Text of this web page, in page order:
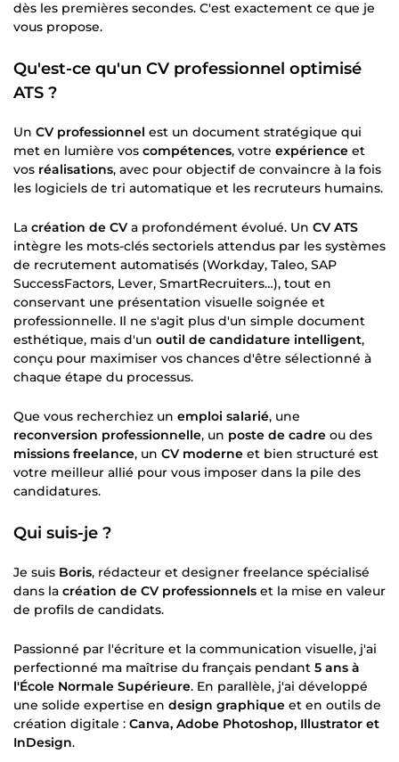
dès les premières secondes. C'est exactement ce que je
vous propose.
Qu'est-ce qu'un CV professionnel optimisé
ATS ?
Un CV professionnel est un document stratégique qui
met en lumière vos compétences, votre expérience et
vos réalisations, avec pour objectif de convaincre à la fois
les logiciels de tri automatique et les recruteurs humains.
La création de CV a profondément évolué. Un CV ATS
intègre les mots-clés sectoriels attendus par les systèmes
de recrutement automatisés (Workday, Taleo, SAP
SuccessFactors, Lever, SmartRecruiters…), tout en
conservant une présentation visuelle soignée et
professionnelle. Il ne s'agit plus d'un simple document
esthétique, mais d'un outil de candidature intelligent,
conçu pour maximiser vos chances d'être sélectionné à
chaque étape du processus.
Que vous recherchiez un emploi salarié, une
reconversion professionnelle, un poste de cadre ou des
missions freelance, un CV moderne et bien structuré est
votre meilleur allié pour vous imposer dans la pile des
candidatures.
Qui suis-je ?
Je suis Boris, rédacteur et designer freelance spécialisé
dans la création de CV professionnels et la mise en valeur
de profils de candidats.
Passionné par l'écriture et la communication visuelle, j'ai
perfectionné ma maîtrise du français pendant 5 ans à
l'École Normale Supérieure. En parallèle, j'ai développé
une solide expertise en design graphique et en outils de
création digitale : Canva, Adobe Photoshop, Illustrator et
InDesign.